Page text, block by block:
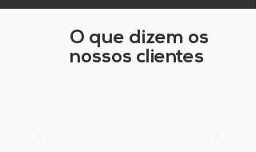
O que dizem os
nossos clientes